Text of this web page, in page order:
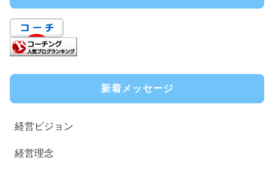
新着メッセージ
経営ビジョン
経営理念